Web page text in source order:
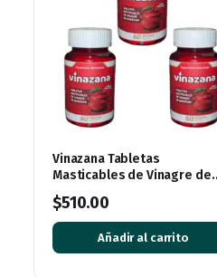
Vinazana Tabletas
Masticables de Vinagre de
Manzana con Vitaminas y
Superalimentos
$510.00
Añadir al carrito